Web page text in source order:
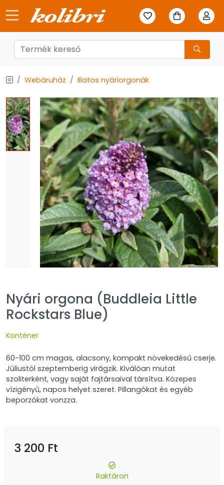
Webáruház Illatos nyáriorgonák
Nyári orgona (Buddleia Little
Rockstars Blue)
Konténer
60-100 cm magas, alacsony, kompakt növekedésű cserje.
Júliustól szeptemberig virágzik. Kiválóan mutat
szoliterként, vagy saját fajtársaival társítva. Közepes
vízigényű, napos helyet szeret. Pillangókat és egyéb
beporzókat vonzza.
3 200 Ft
Raktáron